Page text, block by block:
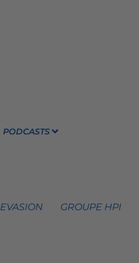
PODCASTS
GROUPE HPI